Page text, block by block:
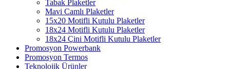
Tabak Plaketler
Mavi Camlı Plaketler
15x20 Motifli Kutulu Plaketler
18x24 Motifli Kutulu Plaketler
18x24 Çini Motifli Kutulu Plaketler
Promosyon Powerbank
Promosyon Termos
Teknolojik Ürünler